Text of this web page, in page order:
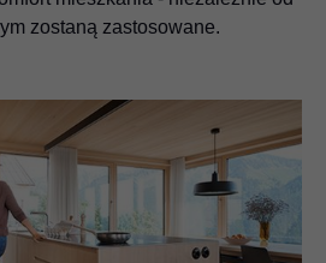
zostaną zastosowane.